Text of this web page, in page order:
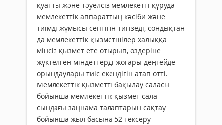
қуатты және тәуелсіз мемлекетті құруда
мемлекеттік аппараттың кәсіби және
тиімді жұмысы септігін тигізеді, сондықтан
да мемлекеттік қызметшілер халыққа
мінсіз қызмет ете отырып, өздеріне
жүктелген міндеттерді жоғары деңгейде
орындаулары тиіс екендігін атап өтті.
Мемлекеттік қызметті бақылау саласы
бойынша мемлекеттік қызмет сала-
сындағы заңнама талаптарын сақтау
бойынша жыл басына 52 тексеру